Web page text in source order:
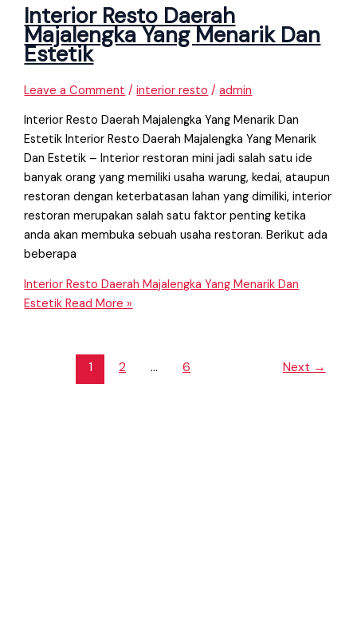
Interior Resto Daerah
Majalengka Yang Menarik Dan
Estetik
Leave a Comment /interior resto /admin
Interior Resto Daerah Majalengka Yang Menarik Dan
Estetik Interior Resto Daerah Majalengka Yang Menarik
Dan Estetik – Interior restoran mini jadi salah satu ide
banyak orang yang memiliki usaha warung, kedai, ataupun
restoran dengan keterbatasan lahan yang dimiliki, interior
restoran merupakan salah satu faktor penting ketika
anda akan membuka sebuah usaha restoran. Berikut ada
beberapa
Interior Resto Daerah Majalengka Yang Menarik Dan
Estetik Read More »
1 2 … 6 Next →